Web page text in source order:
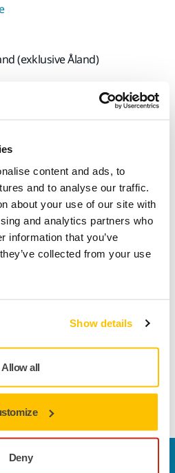
content and ads, to
and to analyse our traffic.
about your use of our site with
and analytics partners who
information that you’ve
collected from your use
Show details
Allow all
Deny
(exklusive Åland)
www.mirka.com/sv-
en-vara/
på Mirkas ART-vagn och
Genom att använda den
man att slangen kommer